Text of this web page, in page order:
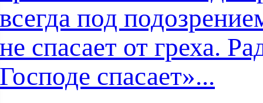
всегда под
не спасает от греха.
Господе спасает»...